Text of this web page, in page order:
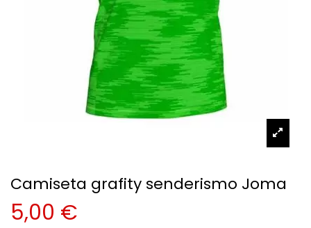
Camiseta grafity senderismo Joma
5,00 €